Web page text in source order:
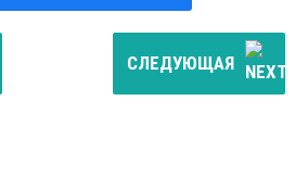
СЛЕДУЮЩАЯ